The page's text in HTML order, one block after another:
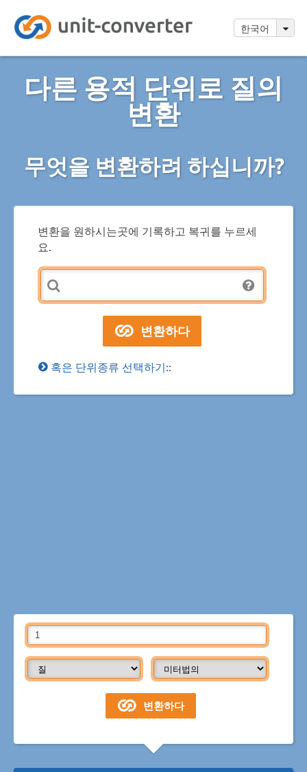
한국어
다른 용적 단위로 질의
변환
무엇을 변환하려 하십니까?
변환을 원하시는곳에 기록하고 복귀를 누르세
요.
혹은 단위종류 선택하기::